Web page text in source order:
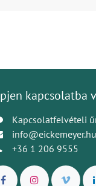
kapcsolatba
Kapcsolatfelvételi
info@eickemeyer.hu
+36 1 206 9555